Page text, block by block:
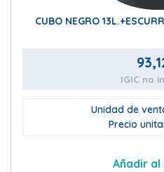
CUBO NEGRO
IGIC no
Unidad de
Precio
Añadir